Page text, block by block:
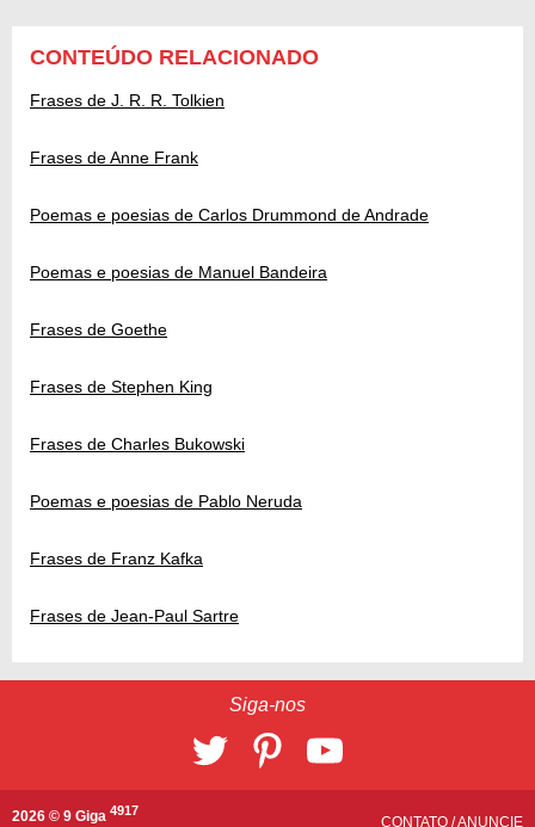
CONTEÚDO RELACIONADO
Frases de J. R. R. Tolkien
Frases de Anne Frank
Poemas e poesias de Carlos Drummond de Andrade
Poemas e poesias de Manuel Bandeira
Frases de Goethe
Frases de Stephen King
Frases de Charles Bukowski
Poemas e poesias de Pablo Neruda
Frases de Franz Kafka
Frases de Jean-Paul Sartre
Siga-nos
2026 © 9 Giga 4917
CONTATO /ANUNCIE